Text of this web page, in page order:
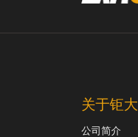
关于钜大
公司简介